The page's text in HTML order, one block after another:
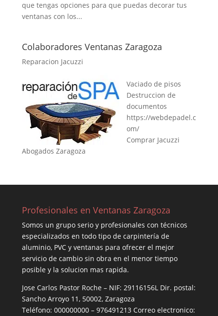
que tengas opciones para que puedas decorar tus
ventanas con los...
Colaboradores Ventanas Zaragoza
Reparacion Jacuzzi
Vaciado de pisos
Destruccion de
documentos
https://webdepadel.c
om/
Comprar Jacuzzi
Abogados Zaragoza
Profesionales en Ventanas Zaragoza
Somos un grupo serio y profesionales con técnicos
especializados en todo tipo de carpintería de
aluminio, PVC y ventanas para ofrecer el mejor
servicio de cambio sin obra en el menor tiempo
posible y la solucion mas rapida.
Jose Carlos Pastor Roche – NIF: 29116156L Dir. postal:
Sancho Arroyo 11, 50002, Zaragoza
Teléfono: 000000000 – 976491213 Correo electronico: